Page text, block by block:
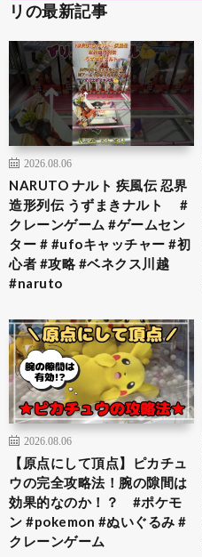
リの最新記事
2026.08.06
NARUTO ナルト 疾風伝 忍界
造形列伝 うずまきナルト #
クレーンゲーム #ゲームセン
ター # #ufoキャッチャー #初
心者 #攻略 #ベネクス川越
#naruto
2026.08.06
【原点にして頂点】ピカチュ
ウの完全攻略法！腕の隙間は
効果的なのか！？ #ポケモ
ン #pokemon #ぬいぐるみ #
クレーンゲーム